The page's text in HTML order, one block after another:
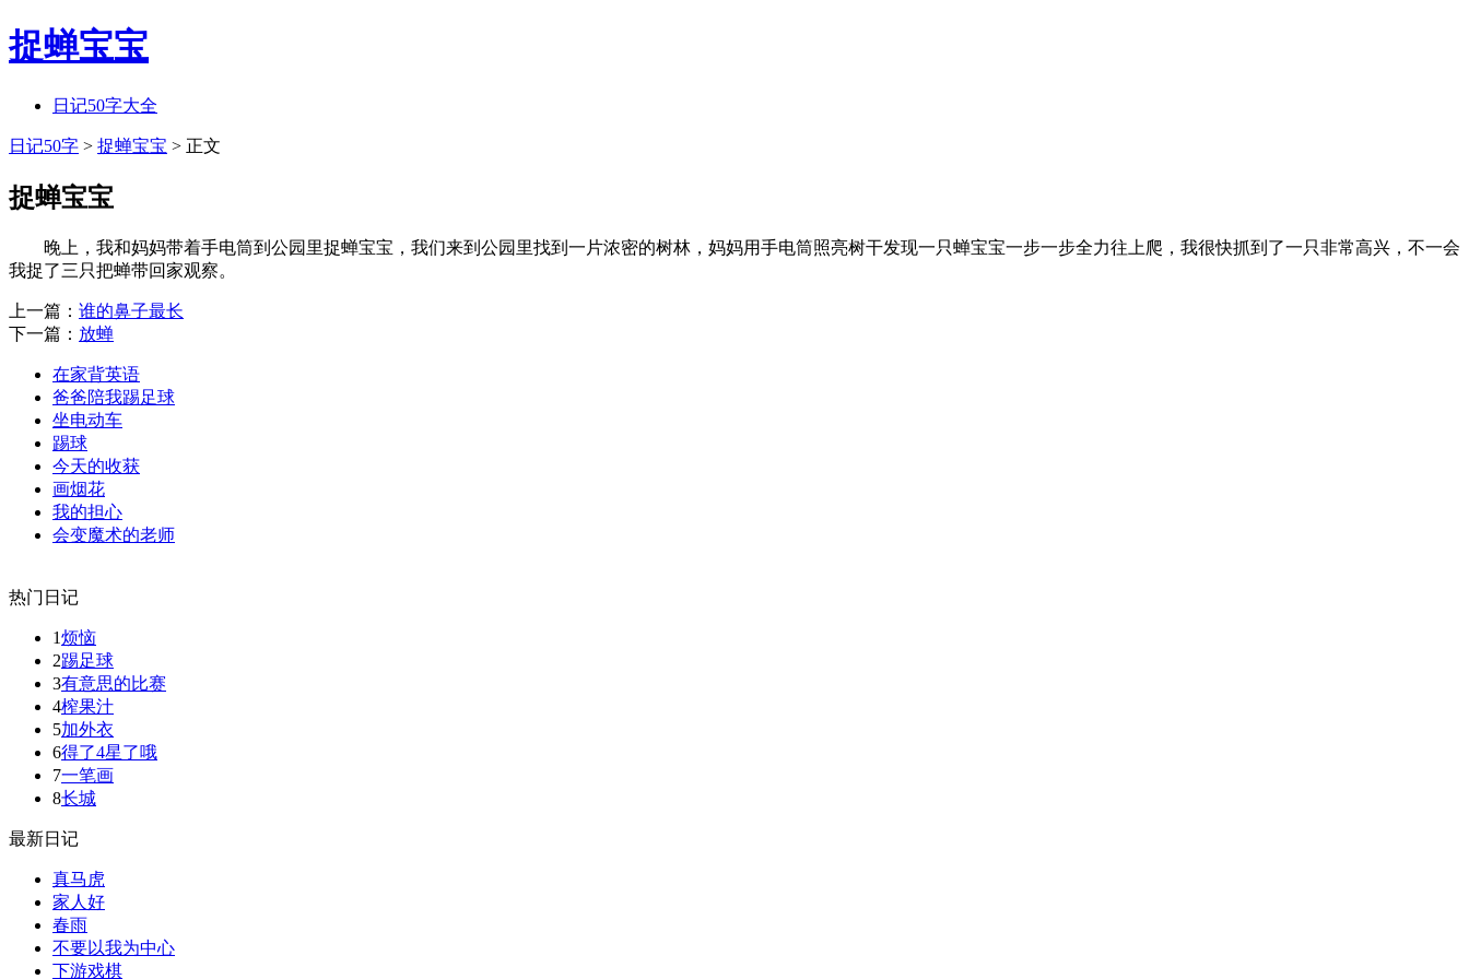
捉蝉宝宝
日记50字大全
日记50字 > 捉蝉宝宝 > 正文
捉蝉宝宝
晚上，我和妈妈带着手电筒到公园里捉蝉宝宝，我们来到公园里找到一片浓密的树林，妈妈用手电筒照亮树干发现一只蝉宝宝一步一步全力往上爬，我很快抓到了一只非常高兴，不一会
我捉了三只把蝉带回家观察。
上一篇： 谁的鼻子最长
下一篇： 放蝉
在家背英语
爸爸陪我踢足球
坐电动车
踢球
今天的收获
画烟花
我的担心
会变魔术的老师
热门日记
1烦恼
2踢足球
3有意思的比赛
4榨果汁
5加外衣
6得了4星了哦
7一笔画
8长城
最新日记
真马虎
家人好
春雨
不要以我为中心
下游戏棋